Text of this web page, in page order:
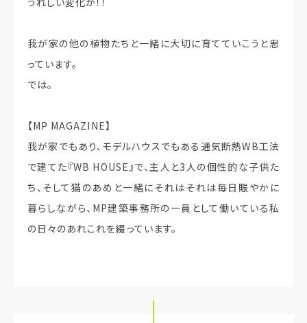
我が家の他の植物たちと一緒に大切に育てていこうと思
っています。
では。
【MP MAGAZINE】
我が家でもあり、モデルハウスでもある通気断熱WB工法
で建てた『WB HOUSE』で、主人と3人の個性的な子供た
ち、そして猫のあめと一緒にそれはそれは毎日賑やかに
暮らしながら、MP建築事務所の一員として働いている私
の日々のあれこれを綴っています。